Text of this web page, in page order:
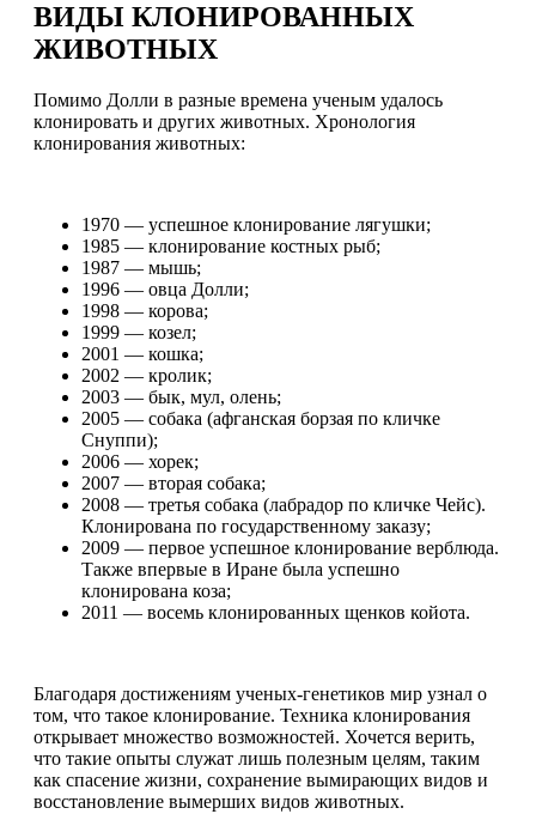
ВИДЫ КЛОНИРОВАННЫХ
ЖИВОТНЫХ
Помимо Долли в разные времена ученым удалось
клонировать и других животных. Хронология
клонирования животных:
1970 — успешное клонирование лягушки;
1985 — клонирование костных рыб;
1987 — мышь;
1996 — овца Долли;
1998 — корова;
1999 — козел;
2001 — кошка;
2002 — кролик;
2003 — бык, мул, олень;
2005 — собака (афганская борзая по кличке
Снуппи);
2006 — хорек;
2007 — вторая собака;
2008 — третья собака (лабрадор по кличке Чейс).
Клонирована по государственному заказу;
2009 — первое успешное клонирование верблюда.
Также впервые в Иране была успешно
клонирована коза;
2011 — восемь клонированных щенков койота.
Благодаря достижениям ученых-генетиков мир узнал о
том, что такое клонирование. Техника клонирования
открывает множество возможностей. Хочется верить,
что такие опыты служат лишь полезным целям, таким
как спасение жизни, сохранение вымирающих видов и
восстановление вымерших видов животных.